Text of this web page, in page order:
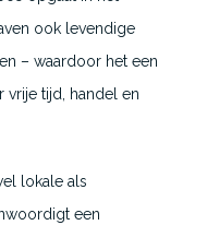
ook levendige
– waardoor het een
tijd, handel en
lokale als
een